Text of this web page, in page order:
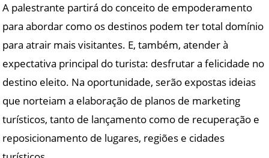
A palestrante partirá do conceito de empoderamento
para abordar como os destinos podem ter total domínio
para atrair mais visitantes. E, também, atender à
expectativa principal do turista: desfrutar a felicidade no
destino eleito. Na oportunidade, serão expostas ideias
que norteiam a elaboração de planos de marketing
turísticos, tanto de lançamento como de recuperação e
reposicionamento de lugares, regiões e cidades